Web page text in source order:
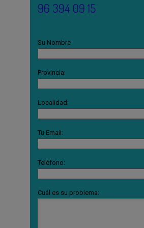
96 394 09 15
Su Nombre
Provincia:
Localidad:
Tu Email:
Teléfono:
Cuál es su problema: